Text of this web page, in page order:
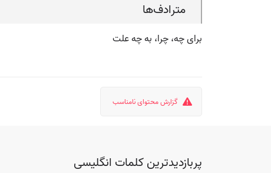
مترادف‌ها
برای چه، چرا، به چه علت
گزارش محتوای نامناسب
پربازدیدترین کلمات انگلیسی